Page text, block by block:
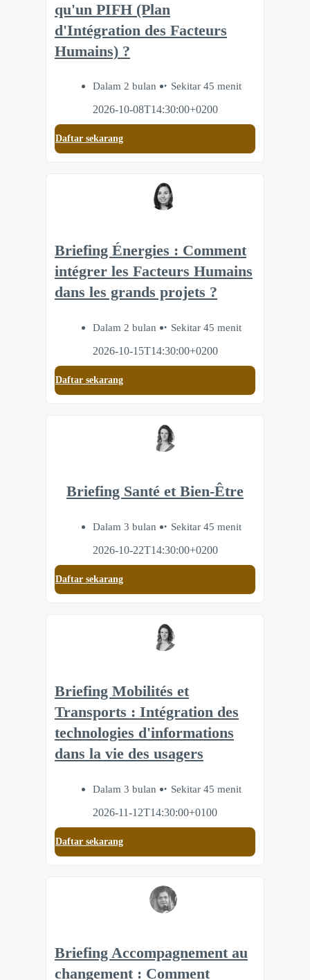
qu'un PIFH (Plan
d'Intégration des Facteurs
Humains) ?
Dalam 2 bulan
Sekitar 45 menit
2026-10-08T14:30:00+0200
Daftar sekarang
Briefing Énergies : Comment
intégrer les Facteurs Humains
dans les grands projets ?
Dalam 2 bulan
Sekitar 45 menit
2026-10-15T14:30:00+0200
Daftar sekarang
Briefing Santé et Bien-Être
Dalam 3 bulan
Sekitar 45 menit
2026-10-22T14:30:00+0200
Daftar sekarang
Briefing Mobilités et
Transports : Intégration des
technologies d'informations
dans la vie des usagers
Dalam 3 bulan
Sekitar 45 menit
2026-11-12T14:30:00+0100
Daftar sekarang
Briefing Accompagnement au
changement : Comment